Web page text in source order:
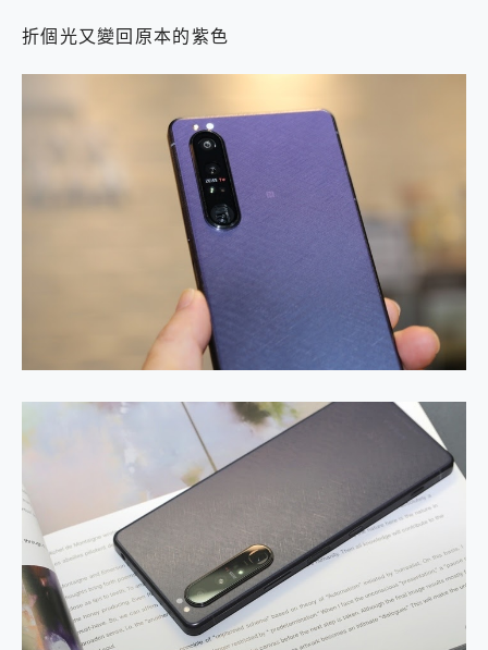
折個光又變回原本的紫色